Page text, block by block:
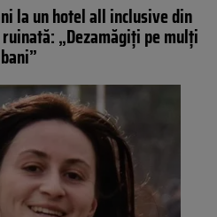
la un hotel all inclusive din
„Dezamăgiți pe mulți
bani”